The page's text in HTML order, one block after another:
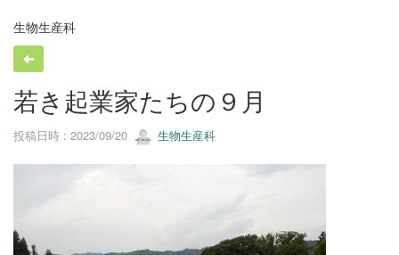
生物生産科
若き起業家たちの９月
投稿日時 : 2023/09/20 生物生産科